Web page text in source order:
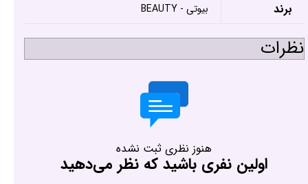
برند بیوتی - BEAUTY
نظرات
هنوز نظری ثبت نشده
اولین نفری باشید که نظر می‌دهید